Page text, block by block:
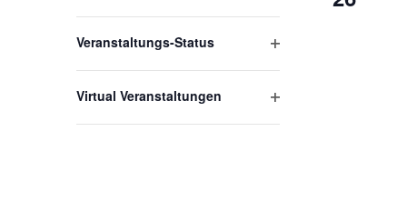
Veranstaltungs-Status
Virtual Veranstaltungen